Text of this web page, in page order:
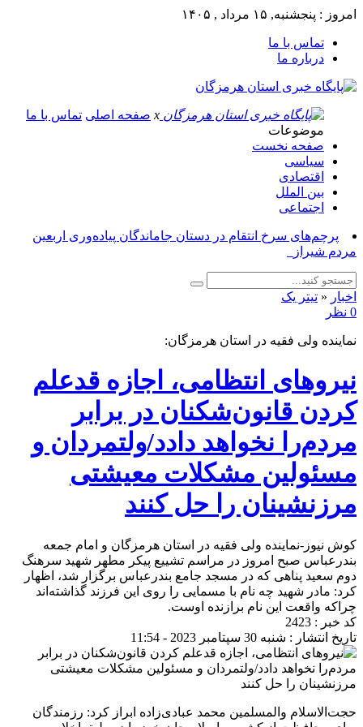
امروز : پنجشنبه, ۱۵ مرداد , ۱۴۰۵
تماس با ما
درباره ما
x صفحه اصلی تماس با ما
موضوعات
صفحه نخست
سیاسی
اقتصادی
بین الملل
اجتماعی
پرچم‌های سرخ انتقام در دستان جاماندگان پیاده‌وری اربعین
مردم شیراز_
اخبار « تیتر یک
0 نظر
نماینده ولی فقیه در استان هرمزگان:
نیروهای انتظامی، اجازه قدعلم
کردن قانون‌شکنان‌ در برابر
مردم‌را نخواهد دادد/ولتمردان و
مسئولین مشکلات معیشتی
مرزنشینان را حل کنند
کوش نیوز-نماینده ولی فقیه در استان هرمزگان و امام جمعه
بندرعباس صبح امروز در مراسم تشییع پیکر مطهر شهید سرهنگ
دوم سعید پناهی که در مسجد جامع بندرعباس برگزار شد، اظهار
کرد: مادر شهید چه نام با مسمایی را روی این فرزند گذاشته‌اند
چراکه واقعت این نام برازنده اوست.
کد خبر : 2423
تاریخ انتشار : شنبه 30 سپتامبر 2023 - 11:54
حجت‌الاسلام والمسلمین محمد عبادی‌زاده ابراز کرد: رزمندگان